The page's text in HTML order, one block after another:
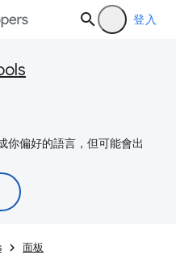
登入
你偏好的語言，但可能會出
面板